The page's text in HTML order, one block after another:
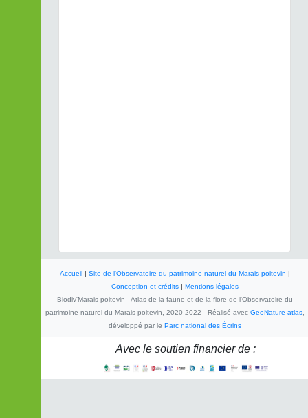
Accueil| Site de l'Observatoire du patrimoine naturel du Marais poitevin |
Conception et crédits| Mentions légales
Biodiv'Marais poitevin - Atlas de la faune et de la flore de l'Observatoire du
patrimoine naturel du Marais poitevin, 2020-2022 - Réalisé avec GeoNature-atlas,
développé par le Parc national des Écrins
Avec le soutien financier de :